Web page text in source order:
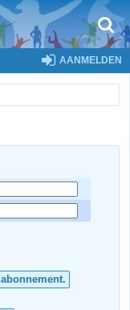
AANMELDEN
abonnement.